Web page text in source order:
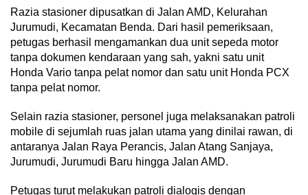
Razia stasioner dipusatkan di Jalan AMD, Kelurahan
Jurumudi, Kecamatan Benda. Dari hasil pemeriksaan,
petugas berhasil mengamankan dua unit sepeda motor
tanpa dokumen kendaraan yang sah, yakni satu unit
Honda Vario tanpa pelat nomor dan satu unit Honda PCX
tanpa pelat nomor.
Selain razia stasioner, personel juga melaksanakan patroli
mobile di sejumlah ruas jalan utama yang dinilai rawan, di
antaranya Jalan Raya Perancis, Jalan Atang Sanjaya,
Jurumudi, Jurumudi Baru hingga Jalan AMD.
Petugas turut melakukan patroli dialogis dengan